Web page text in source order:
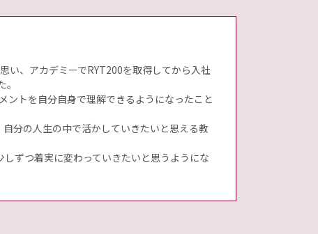
い、アカデミーでRYT200を取得してから入社
ントを自分自身で理解できるようになったこと
分の人生の中で活かしていきたいと思える教
ずつ着実に変わっていきたいと思うようにな